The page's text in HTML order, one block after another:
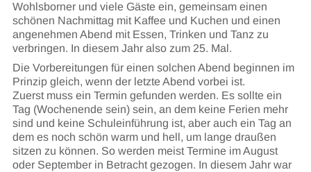
Wohlsborner und viele Gäste ein, gemeinsam einen
schönen Nachmittag mit Kaffee und Kuchen und einen
angenehmen Abend mit Essen, Trinken und Tanz zu
verbringen. In diesem Jahr also zum 25. Mal.
Die Vorbereitungen für einen solchen Abend beginnen im
Prinzip gleich, wenn der letzte Abend vorbei ist.
Zuerst muss ein Termin gefunden werden. Es sollte ein
Tag (Wochenende sein) sein, an dem keine Ferien mehr
sind und keine Schuleinführung ist, aber auch ein Tag an
dem es noch schön warm und hell, um lange draußen
sitzen zu können. So werden meist Termine im August
oder September in Betracht gezogen. In diesem Jahr war